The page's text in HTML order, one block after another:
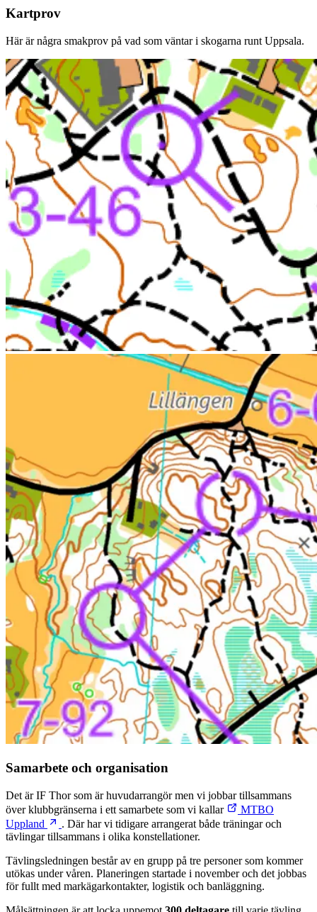
Kartprov
Här är några smakprov på vad som väntar i skogarna runt Uppsala.
Samarbete och organisation
Det är IF Thor som är huvudarrangör men vi jobbar tillsammans
över klubbgränserna i ett samarbete som vi kallar
MTBO
Uppland
. Där har vi tidigare arrangerat både träningar och
tävlingar tillsammans i olika konstellationer.
Tävlingsledningen består av en grupp på tre personer som kommer
utökas under våren. Planeringen startade i november och det jobbas
för fullt med markägarkontakter, logistik och banläggning.